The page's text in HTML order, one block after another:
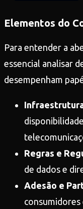
Elementos do
Para entender a
essencial analisar
desempenham
Regras e
de dados e
Adesão e